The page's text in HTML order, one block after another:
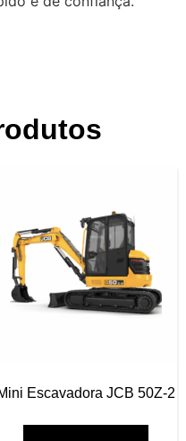
Escavadora JCB 50Z-2